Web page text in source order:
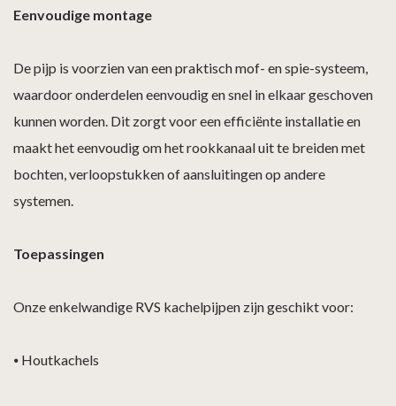
Eenvoudige montage
De pijp is voorzien van een praktisch mof- en spie-systeem,
waardoor onderdelen eenvoudig en snel in elkaar geschoven
kunnen worden. Dit zorgt voor een efficiënte installatie en
maakt het eenvoudig om het rookkanaal uit te breiden met
bochten, verloopstukken of aansluitingen op andere
systemen.
Toepassingen
Onze enkelwandige RVS kachelpijpen zijn geschikt voor:
⦁ Houtkachels